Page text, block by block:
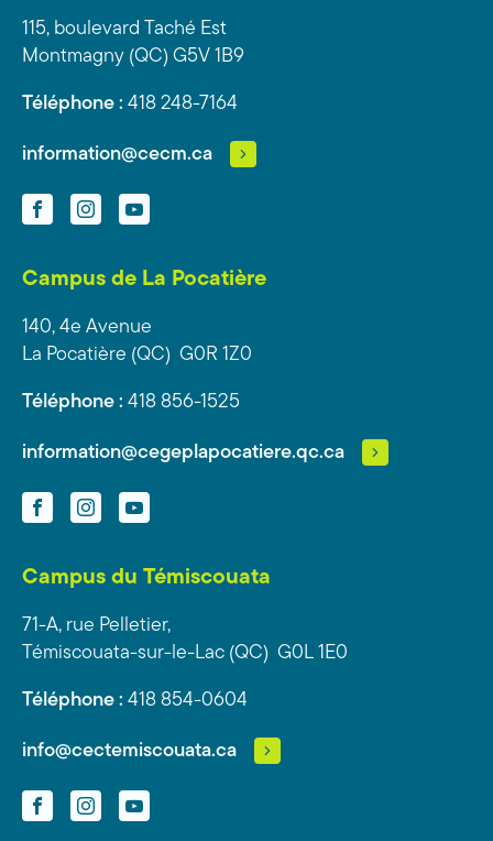
115, boulevard Taché Est
Montmagny (QC) G5V 1B9
Téléphone : 418 248-7164
information@cecm.ca
FacebookInstagramYouTube
Campus de La Pocatière
140, 4e Avenue
La Pocatière (QC) G0R 1Z0
Téléphone : 418 856-1525
information@cegeplapocatiere.qc.ca
FacebookInstagramYouTube
Campus du Témiscouata
71-A, rue Pelletier,
Témiscouata-sur-le-Lac (QC) G0L 1E0
Téléphone : 418 854-0604
info@cectemiscouata.ca
FacebookInstagramYouTube